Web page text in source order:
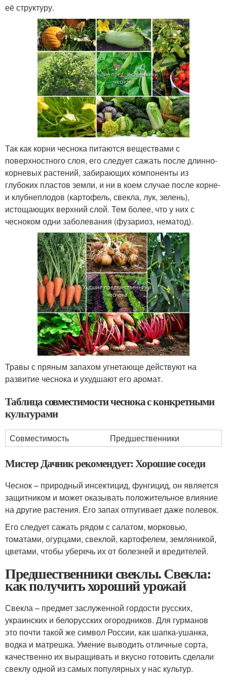
её структуру.
Так как корни чеснока питаются веществами с
поверхностного слоя, его следует сажать после длинно-
корневых растений, забирающих компоненты из
глубоких пластов земли, и ни в коем случае после корне-
и клубнеплодов (картофель, свекла, лук, зелень),
истощающих верхний слой. Тем более, что у них с
чесноком одни заболевания (фузариоз, нематод).
Травы с пряным запахом угнетающе действуют на
развитие чеснока и ухудшают его аромат.
Таблица совместимости чеснока с конкретными
культурами
Совместимость Предшественники
Мистер Дачник рекомендует: Хорошие соседи
Чеснок – природный инсектицид, фунгицид, он является
защитником и может оказывать положительное влияние
на другие растения. Его запах отпугивает даже полевок.
Его следует сажать рядом с салатом, морковью,
томатами, огурцами, свеклой, картофелем, земляникой,
цветами, чтобы уберечь их от болезней и вредителей.
Предшественники свеклы. Свекла:
как получить хороший урожай
Свекла – предмет заслуженной гордости русских,
украинских и белорусских огородников. Для гурманов
это почти такой же символ России, как шапка-ушанка,
водка и матрешка. Умение выводить отличные сорта,
качественно их выращивать и вкусно готовить сделали
свеклу одной из самых популярных у нас культур.